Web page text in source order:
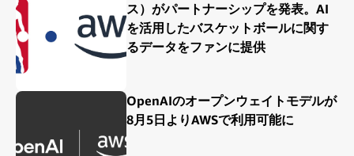
ス）がパートナーシップを発表。AI
を活用したバスケットボールに関す
るデータをファンに提供
OpenAIのオープンウェイトモデルが
8月5日よりAWSで利用可能に